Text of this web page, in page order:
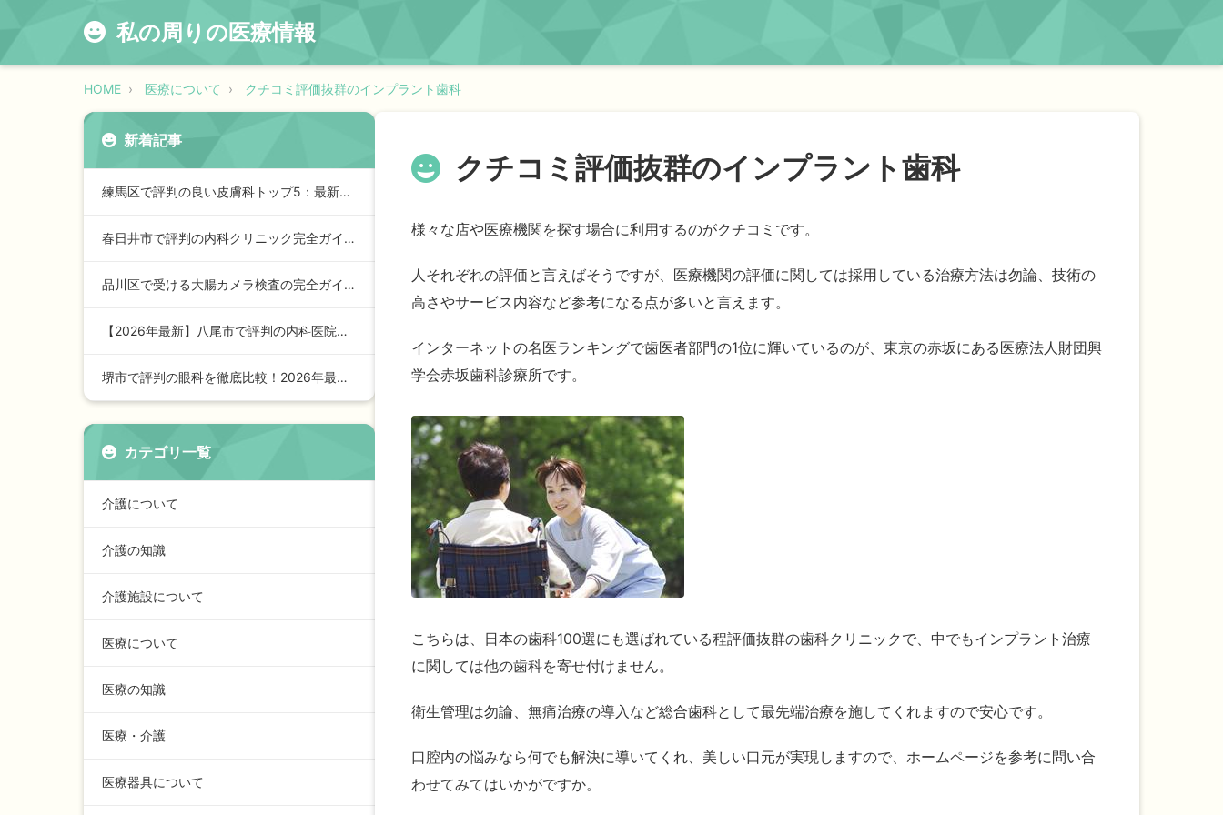
私の周りの医療情報
HOME 医療について クチコミ評価抜群のインプラント歯科
クチコミ評価抜群のインプラント歯科
様々な店や医療機関を探す場合に利用するのがクチコミです。
人それぞれの評価と言えばそうですが、医療機関の評価に関しては採用している治療方法は勿論、技術の
高さやサービス内容など参考になる点が多いと言えます。
インターネットの名医ランキングで歯医者部門の1位に輝いているのが、東京の赤坂にある医療法人財団興
学会赤坂歯科診療所です。
こちらは、日本の歯科100選にも選ばれている程評価抜群の歯科クリニックで、中でもインプラント治療
に関しては他の歯科を寄せ付けません。
衛生管理は勿論、無痛治療の導入など総合歯科として最先端治療を施してくれますので安心です。
口腔内の悩みなら何でも解決に導いてくれ、美しい口元が実現しますので、ホームページを参考に問い合
わせてみてはいかがですか。
新着記事
練馬区で評判の良い皮膚科トップ5：最新2026年版ガイド
春日井市で評判の内科クリニック完全ガイド【2024年最新版】…
品川区で受ける大腸カメラ検査の完全ガイド【2026年最新版】
【2026年最新】八尾市で評判の内科医院トップガイド：安心の…
堺市で評判の眼科を徹底比較！2026年最新ランキングと選び方…
カテゴリ一覧
介護について
介護の知識
介護施設について
医療について
医療の知識
医療・介護
医療器具について